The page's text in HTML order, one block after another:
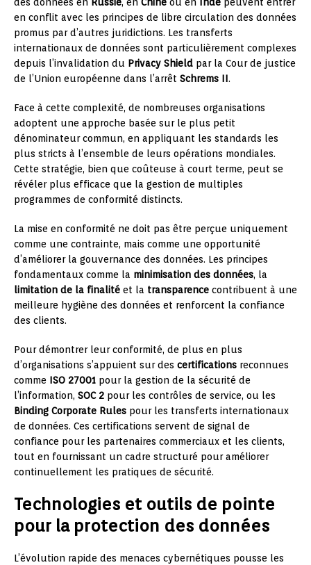
en conflit avec les principes de libre circulation des données
promus par d’autres juridictions. Les transferts
internationaux de données sont particulièrement complexes
depuis l’invalidation du Privacy Shield par la Cour de justice
de l’Union européenne dans l’arrêt Schrems II.
Face à cette complexité, de nombreuses organisations
adoptent une approche basée sur le plus petit
dénominateur commun, en appliquant les standards les
plus stricts à l’ensemble de leurs opérations mondiales.
Cette stratégie, bien que coûteuse à court terme, peut se
révéler plus efficace que la gestion de multiples
programmes de conformité distincts.
La mise en conformité ne doit pas être perçue uniquement
comme une contrainte, mais comme une opportunité
d’améliorer la gouvernance des données. Les principes
fondamentaux comme la minimisation des données, la
limitation de la finalité et la transparence contribuent à une
meilleure hygiène des données et renforcent la confiance
des clients.
Pour démontrer leur conformité, de plus en plus
d’organisations s’appuient sur des certifications reconnues
comme ISO 27001 pour la gestion de la sécurité de
l’information, SOC 2 pour les contrôles de service, ou les
Binding Corporate Rules pour les transferts internationaux
de données. Ces certifications servent de signal de
confiance pour les partenaires commerciaux et les clients,
tout en fournissant un cadre structuré pour améliorer
continuellement les pratiques de sécurité.
Technologies et outils de pointe
pour la protection des données
L’évolution rapide des menaces cybernétiques pousse les